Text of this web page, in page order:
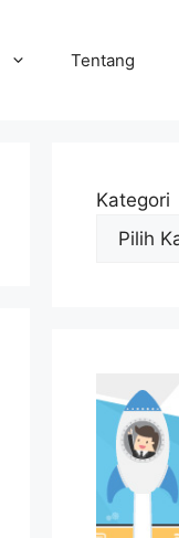
Tentang
Kategori